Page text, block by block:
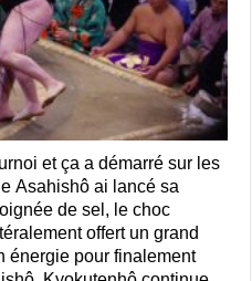
et ça a démarré sur les
Asahishô ai lancé sa
de sel, le choc
offert un grand
énergie pour finalement